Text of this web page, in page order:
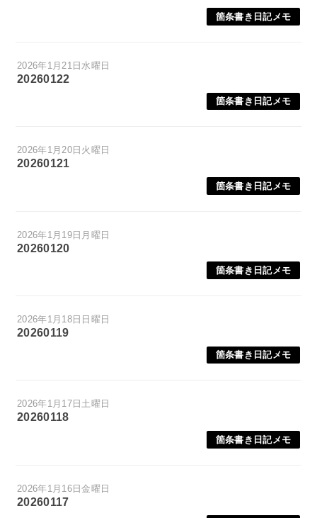
箇条書き日記メモ
2026年1月21日水曜日
20260122
箇条書き日記メモ
2026年1月20日火曜日
20260121
箇条書き日記メモ
2026年1月19日月曜日
20260120
箇条書き日記メモ
2026年1月18日日曜日
20260119
箇条書き日記メモ
2026年1月17日土曜日
20260118
箇条書き日記メモ
2026年1月16日金曜日
20260117